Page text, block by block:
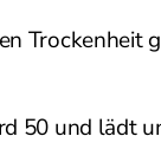
Trockenheit
50 und lädt